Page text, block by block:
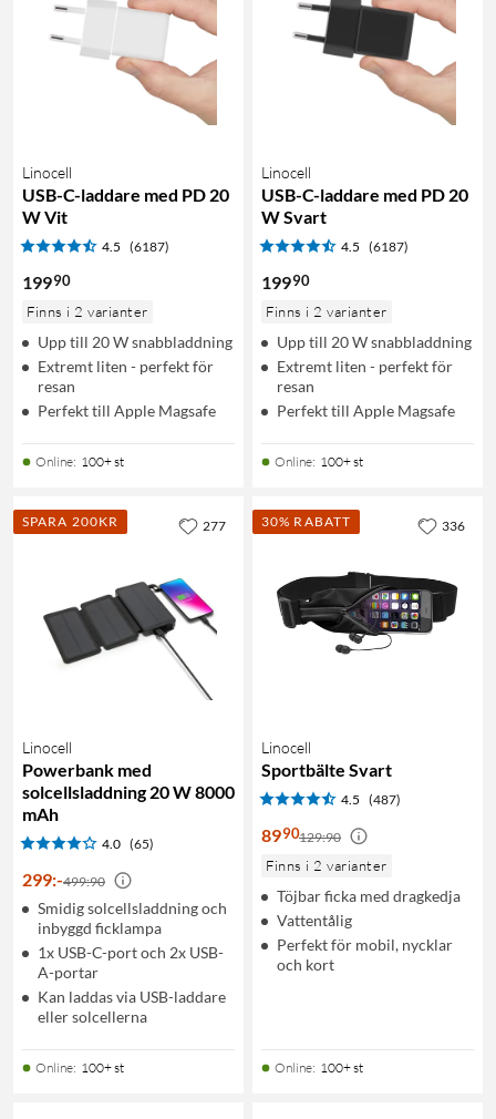
Linocell
USB-C-laddare med PD 20
W Vit
4.5 (6187)
19990
Finns i 2 varianter
Upp till 20 W snabbladdning
Extremt liten - perfekt för
resan
Perfekt till Apple Magsafe
Online: 100+ st
Linocell
USB-C-laddare med PD 20
W Svart
4.5 (6187)
19990
Finns i 2 varianter
Upp till 20 W snabbladdning
Extremt liten - perfekt för
resan
Perfekt till Apple Magsafe
Online: 100+ st
SPARA 200KR
Linocell
Powerbank med
solcellsladdning 20 W 8000
mAh
4.0 (65)
299:-499:90
Smidig solcellsladdning och
inbyggd ficklampa
1x USB-C-port och 2x USB-
A-portar
Kan laddas via USB-laddare
eller solcellerna
Online: 100+ st
277 30% RABATT
Linocell
Sportbälte Svart
4.5 (487)
8990129:90
Finns i 2 varianter
Töjbar ficka med dragkedja
Vattentålig
Perfekt för mobil, nycklar
och kort
Online: 100+ st
336